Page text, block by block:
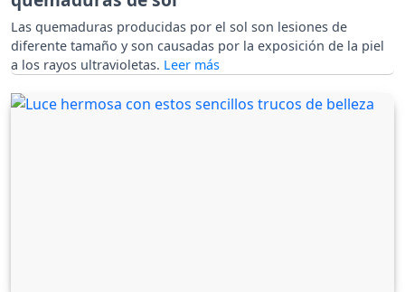
Las quemaduras producidas por el sol son lesiones de
diferente tamaño y son causadas por la exposición de la piel
a los rayos ultravioletas.